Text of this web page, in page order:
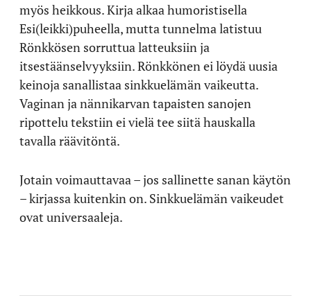
myös heikkous. Kirja alkaa humoristisella
Esi(leikki)puheella, mutta tunnelma latistuu
Rönkkösen sorruttua latteuksiin ja
itsestäänselvyyksiin. Rönkkönen ei löydä uusia
keinoja sanallistaa sinkkuelämän vaikeutta.
Vaginan ja nännikarvan tapaisten sanojen
ripottelu tekstiin ei vielä tee siitä hauskalla
tavalla räävitöntä.
Jotain voimauttavaa – jos sallinette sanan käytön
– kirjassa kuitenkin on. Sinkkuelämän vaikeudet
ovat universaaleja.